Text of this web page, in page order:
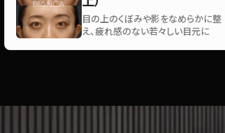
目の上のくぼみや影をなめらかに整
え、疲れ感のない若々しい目元に